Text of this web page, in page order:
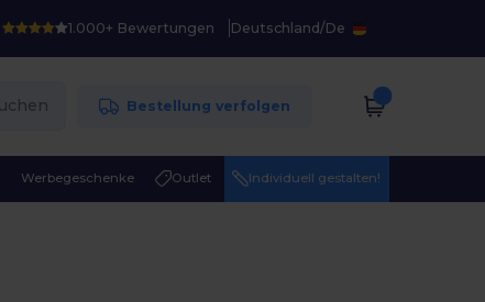
1.000+ Bewertungen Deutschland/De
Bestellung verfolgen
Werbegeschenke Outlet Individuell gestalten!